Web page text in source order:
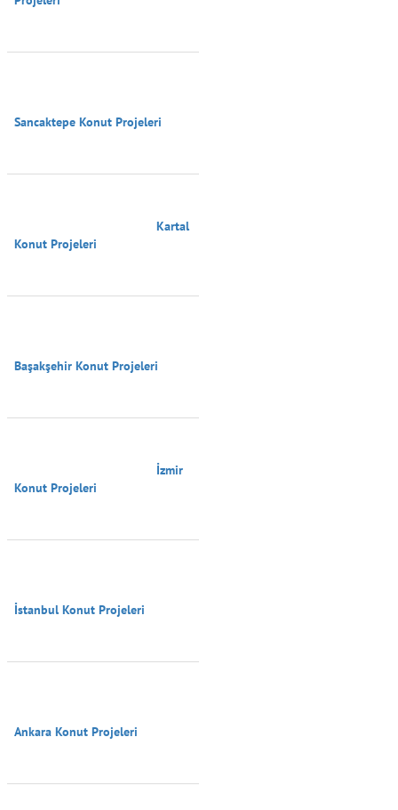
Sancaktepe Konut Projeleri
Konut Projeleri
Başakşehir Konut Projeleri
Konut Projeleri
İstanbul Konut Projeleri
Ankara Konut Projeleri